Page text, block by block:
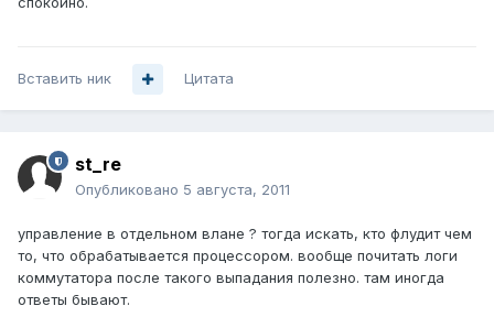
Вставить ник Цитата
st_re
Опубликовано 5 августа, 2011
управление в отдельном влане ? тогда искать, кто флудит чем
то, что обрабатывается процессором. вообще почитать логи
коммутатора после такого выпадания полезно. там иногда
ответы бывают.